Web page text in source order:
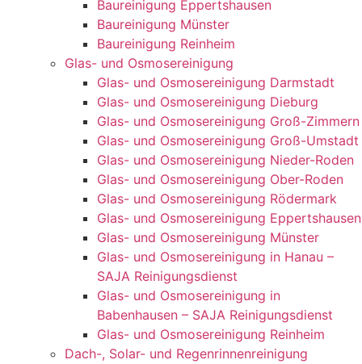
Baureinigung Eppertshausen
Baureinigung Münster
Baureinigung Reinheim
Glas- und Osmosereinigung
Glas- und Osmosereinigung Darmstadt
Glas- und Osmosereinigung Dieburg
Glas- und Osmosereinigung Groß-Zimmern
Glas- und Osmosereinigung Groß-Umstadt
Glas- und Osmosereinigung Nieder-Roden
Glas- und Osmosereinigung Ober-Roden
Glas- und Osmosereinigung Rödermark
Glas- und Osmosereinigung Eppertshausen
Glas- und Osmosereinigung Münster
Glas- und Osmosereinigung in Hanau –
SAJA Reinigungsdienst
Glas- und Osmosereinigung in
Babenhausen – SAJA Reinigungsdienst
Glas- und Osmosereinigung Reinheim
Dach-, Solar- und Regenrinnenreinigung